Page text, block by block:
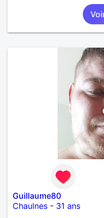
Guillaume80
Chaulnes - 31 ans